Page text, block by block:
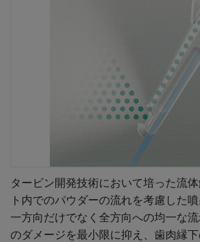
タービン開発技術において培った流
ト内でのパウダーの流れを考慮した噴
一方向だけでなく全方向への均一な
のダメージを最小限に抑え、歯肉縁